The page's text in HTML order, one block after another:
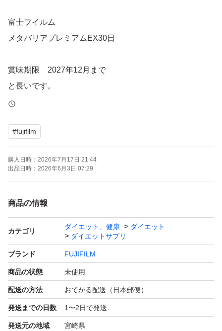
富士フイルム
メタバリアプレミアムEX30日
賞味期限 2027年12月まで
と長いです。
在庫により更に賞味期限が延びることもございます。
※ 複数個ございます。
※お安くしておりますので
お値段下げは、申し訳ありませんが、
お受けしておりません。
#fujifilm
購入日時： 2026年7月17日 21:44
出品日時： 2026年6月3日 07:29
商品の情報
カテゴリ
ダイエット、健康
ダイエット
ダイエットサプリ
ブランド FUJIFILM
商品の状態 未使用
配送の方法 おてがる配送（日本郵便）
発送までの日数 1〜2日で発送
発送元の地域 宮崎県